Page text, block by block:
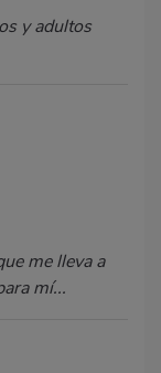
y adultos
me lleva a
mí...